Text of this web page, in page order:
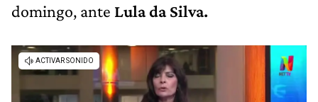
domingo, ante Lula da Silva.